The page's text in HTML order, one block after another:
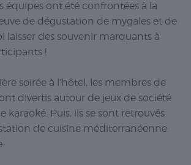
équipes ont été confrontées à la
de dégustation de mygales et de
laisser des souvenir marquants à
!
soirée à l’hôtel, les membres de
divertis autour de jeux de société
karaoké. Puis, ils se sont retrouvés
de cuisine méditerranéenne